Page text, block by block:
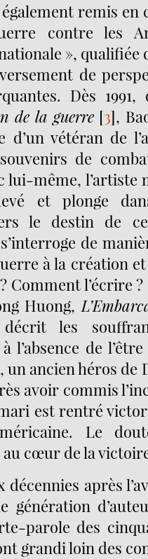
remis en
contre les
», qualifiée
de
Dès
de la guerre [3],
d’un vétéran de
de
lui-même, l’artiste
et plonge
le destin de
de
à la création
Comment l’écrire
Huong,
les
l’absence de
un ancien héros de
avoir commis
est rentré
Le
cœur de la
décennies après
génération
parole des
grandi loin des